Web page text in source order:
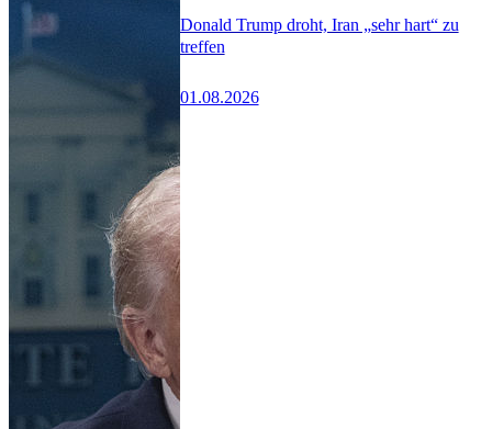
Donald Trump droht, Iran „sehr hart“ zu
treffen
01.08.2026